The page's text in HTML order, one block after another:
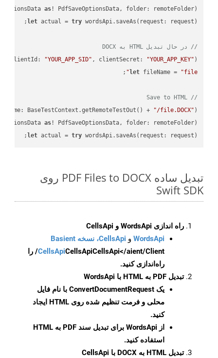
as! PdfSaveOptionsData, folder: remoteFolder);
let actual = try
// در حال تبدیل HTML به DOCX
clientId: "YOUR_APP_SID" , clientSecret: "YOUR_APP_KEY" )
let fileName = "file"
// Save to HTML
BaseTestContext.getRemoteTestOut() +
"/file.DOCX" );
as! PdfSaveOptionsData, folder: remoteFolder);
let actual = try wordsApi.saveAs(request: request);
تبدیل ساده PDF Files to DOCX روی
Swift SDK
راه اندازی WordsApi و CellsApi
WordsApi و CellsApi، نسخه Basient
CellsApiCellsApi
CellsApi</aient/Client/ را
راه‌اندازی کنید.
تبدیل PDF به HTML با WordsApi
یک ConvertDocumentRequest با نام فایل
محلی و فرمت تنظیم شده روی HTML ایجاد
کنید.
از WordsApi برای تبدیل سند PDF به HTML
استفاده کنید.
تبدیل HTML به DOCX با CellsApi